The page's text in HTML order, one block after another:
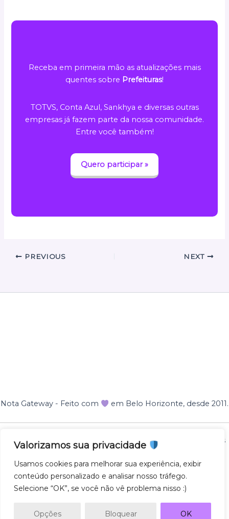
Valorizamos sua privacidade
Usamos cookies para melhorar sua experiência, exibir
conteúdo personalizado e analisar nosso tráfego.
Selecione “OK”, se você não vê problema nisso :)
Opções Bloquear OK
Receba em primeira mão as atualizações mais
quentes sobre Prefeituras!
TOTVS, Conta Azul, Sankhya e diversas outras
empresas já fazem parte da nossa comunidade.
Entre você também!
Quero participar »
PREVIOUS NEXT
Nota Gateway - Feito com em Belo Horizonte, desde 2011.
Nota Gateway — 2011 - 2025 © Todos os direitos reservados
NOTA GATEWAY DESENVOLVIMENTO DE SOFTWARES
LTDA
CNPJ 57.743.975/0001-27
AV. GETULIO VARGAS 671 - SL500, SAVASSI, 30112-021,